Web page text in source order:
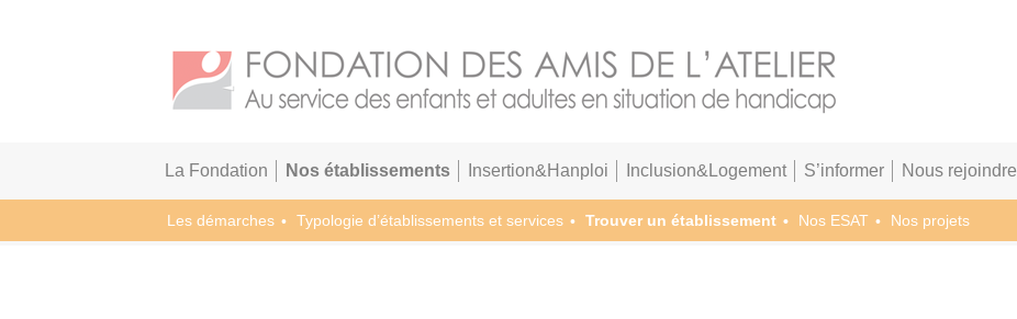
La Fondation Nos établissements
Les démarches Typologie d’établissements et services Trouver un établissement Nos ESAT Nos projets
Insertion&Hanploi Inclusion&Logement S’informer Nous rejoindre